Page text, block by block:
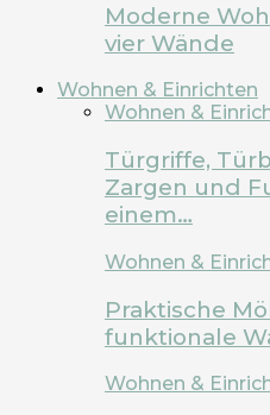
Moderne
vier Wände
Wohnen & Einrichten
Wohnen &
Türgriffe,
Zargen und
einem…
Wohnen &
Praktische
funktionale
Wohnen &